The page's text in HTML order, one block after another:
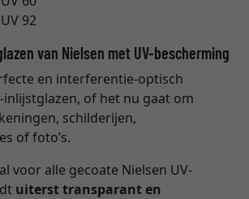
92
van Nielsen met UV-bescherming
en interferentie-optisch
inlijstglazen, of het nu gaat om
schilderijen,
of foto’s.
voor alle gecoate Nielsen UV-
uiterst transparant en